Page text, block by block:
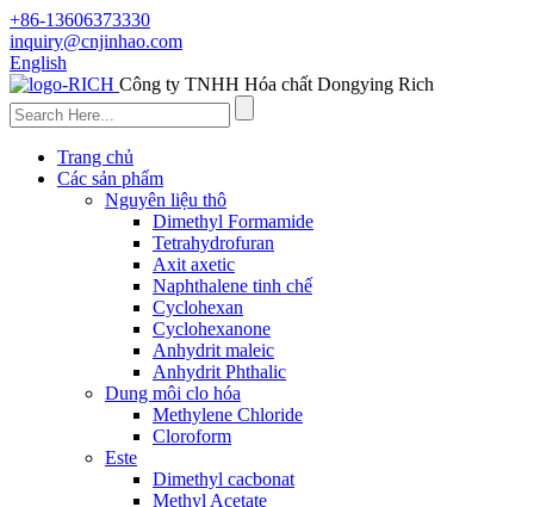
+86-13606373330
inquiry@cnjinhao.com
English
Công ty TNHH Hóa chất Dongying Rich
Trang chủ
Các sản phẩm
Nguyên liệu thô
Dimethyl Formamide
Tetrahydrofuran
Axit axetic
Naphthalene tinh chế
Cyclohexan
Cyclohexanone
Anhydrit maleic
Anhydrit Phthalic
Dung môi clo hóa
Methylene Chloride
Cloroform
Este
Dimethyl cacbonat
Methyl Acetate